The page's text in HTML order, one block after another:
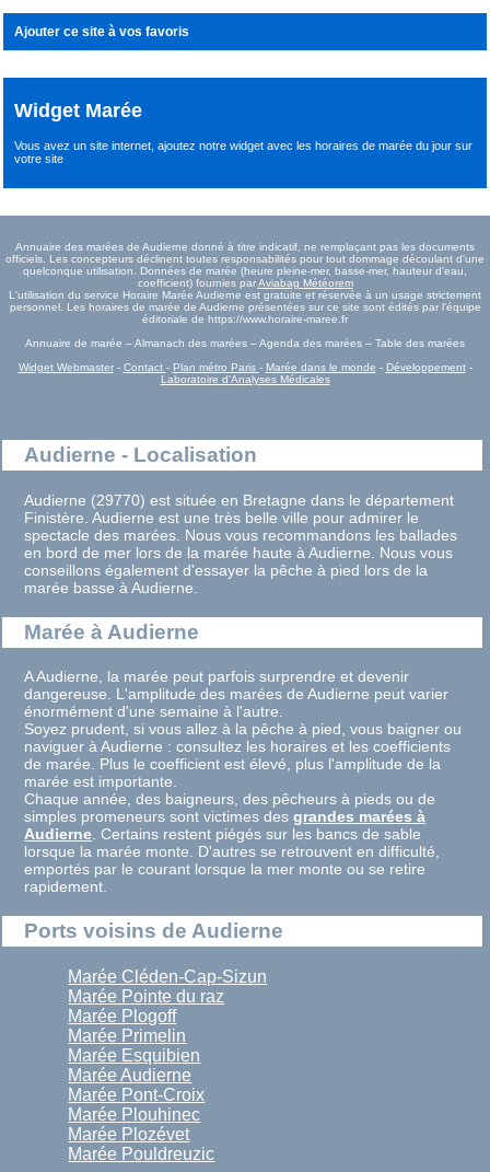
Ajouter ce site à vos favoris
Widget Marée
Vous avez un site internet,ajoutez notre widget avec les horaires de marée du joursur
votre site
Annuaire des marées de Audierne donné à titre indicatif, ne remplaçant pas les documents
officiels. Les concepteurs déclinent toutes responsabilités pour tout dommage découlant d'une
quelconque utilisation. Données de marée (heure pleine-mer, basse-mer, hauteur d'eau,
coefficient) fournies parAviabag Météorem
L'utilisation du service Horaire Marée Audierne est gratuite et réservée à un usage strictement
personnel. Les horaires de marée de Audierne présentées sur ce site sont édités par l'équipe
éditoriale de https://www.horaire-maree.fr
Annuaire de marée – Almanach des marées – Agenda des marées – Table des marées
Widget Webmaster- Contact - Plan métro Paris - Marée dans le monde - Développement-
Laboratoire d'Analyses Médicales
Audierne - Localisation
Audierne (29770) est située en Bretagne dans le département
Finistère. Audierne est une très belle ville pour admirer le
spectacle des marées. Nous vous recommandons les ballades
en bord de mer lors de la marée haute à Audierne. Nous vous
conseillons également d'essayer la pêche à pied lors de la
marée basse à Audierne.
Marée à Audierne
A Audierne, la marée peut parfois surprendre et devenir
dangereuse. L'amplitude des marées de Audierne peut varier
énormément d'une semaine à l'autre.
Soyez prudent, si vous allez à la pêche à pied, vous baigner ou
naviguer à Audierne : consultez les horaires et les coefficients
de marée. Plus le coefficient est élevé, plus l'amplitude de la
marée est importante.
Chaque année, des baigneurs, des pêcheurs à pieds ou de
simples promeneurs sont victimes desgrandes marées à
Audierne. Certains restent piégés sur les bancs de sable
lorsque la marée monte. D'autres se retrouvent en difficulté,
emportés par le courant lorsque la mer monte ou se retire
rapidement.
Ports voisins de Audierne
Marée Cléden-Cap-Sizun
Marée Pointe du raz
Marée Plogoff
Marée Primelin
Marée Esquibien
Marée Audierne
Marée Pont-Croix
Marée Plouhinec
Marée Plozévet
Marée Pouldreuzic